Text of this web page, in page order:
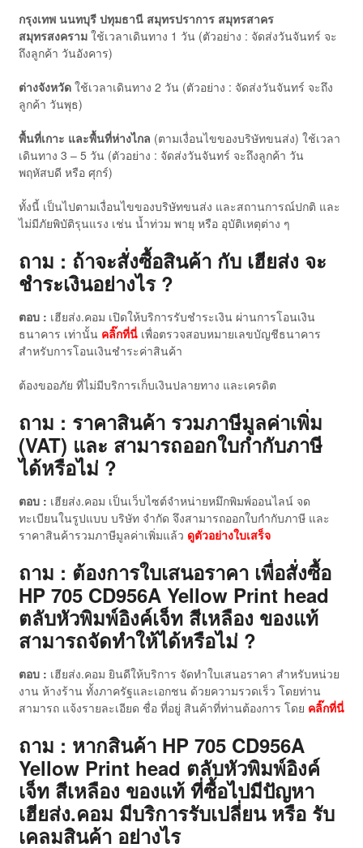
กรุงเทพ นนทบุรี ปทุมธานี สมุทรปราการ สมุทรสาคร
สมุทรสงครามใช้เวลาเดินทาง 1 วัน (ตัวอย่าง : จัดส่งวันจันทร์ จะ
ถึงลูกค้า วันอังคาร)
ต่างจังหวัดใช้เวลาเดินทาง 2 วัน (ตัวอย่าง : จัดส่งวันจันทร์ จะถึง
ลูกค้า วันพุธ)
พื้นที่เกาะ และพื้นที่ห่างไกล (ตามเงื่อนไขของบริษัทขนส่ง) ใช้เวลา
เดินทาง 3 – 5 วัน (ตัวอย่าง : จัดส่งวันจันทร์ จะถึงลูกค้า วัน
พฤหัสบดี หรือ ศุกร์)
ทั้งนี้ เป็นไปตามเงื่อนไขของบริษัทขนส่ง และสถานการณ์ปกติ และ
ไม่มีภัยพิบัติรุนแรง เช่น น้ำท่วม พายุ หรือ อุบัติเหตุต่าง ๆ
ถาม : ถ้าจะสั่งซื้อสินค้า กับ เฮียส่ง จะ
ชำระเงินอย่างไร ?
ตอบ : เฮียส่ง.คอม เปิดให้บริการรับชำระเงิน ผ่านการโอนเงิน
ธนาคาร เท่านั้น คลิ๊กที่นี่เพื่อตรวจสอบหมายเลขบัญชีธนาคาร
สำหรับการโอนเงินชำระค่าสินค้า
ต้องขออภัย ที่ไม่มีบริการเก็บเงินปลายทาง และเครดิต
ถาม : ราคาสินค้า รวมภาษีมูลค่าเพิ่ม
(VAT) และ สามารถออกใบกำกับภาษี
ได้หรือไม่ ?
ตอบ : เฮียส่ง.คอม เป็นเว็บไซต์จำหน่ายหมึกพิมพ์ออนไลน์ จด
ทะเบียนในรูปแบบ บริษัท จำกัด จึงสามารถออกใบกำกับภาษี และ
ราคาสินค้ารวมภาษีมูลค่าเพิ่มแล้ว ดูตัวอย่างใบเสร็จ
ถาม : ต้องการใบเสนอราคา เพื่อสั่งซื้อ
HP 705 CD956A Yellow Print head
ตลับหัวพิมพ์อิงค์เจ็ท สีเหลือง ของแท้
สามารถจัดทำให้ได้หรือไม่ ?
ตอบ : เฮียส่ง.คอม ยินดีให้บริการ จัดทำใบเสนอราคา สำหรับหน่วย
งาน ห้างร้าน ทั้งภาครัฐและเอกชน ด้วยความรวดเร็ว โดยท่าน
สามารถ แจ้งรายละเอียด ชื่อ ที่อยู่ สินค้าที่ท่านต้องการ โดย คลิ๊กที่นี่
ถาม : หากสินค้า HP 705 CD956A
Yellow Print head ตลับหัวพิมพ์อิงค์
เจ็ท สีเหลือง ของแท้ ที่ซื้อไปมีปัญหา
เฮียส่ง.คอม มีบริการรับเปลี่ยน หรือ รับ
เคลมสินค้า อย่างไร